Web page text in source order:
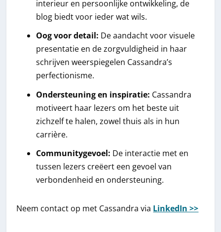
interieur en persoonlijke ontwikkeling, de
blog biedt voor ieder wat wils.
Oog voor detail: De aandacht voor visuele
presentatie en de zorgvuldigheid in haar
schrijven weerspiegelen Cassandra’s
perfectionisme.
Ondersteuning en inspiratie: Cassandra
motiveert haar lezers om het beste uit
zichzelf te halen, zowel thuis als in hun
carrière.
Communitygevoel: De interactie met en
tussen lezers creëert een gevoel van
verbondenheid en ondersteuning.
Neem contact op met Cassandra via LinkedIn >>